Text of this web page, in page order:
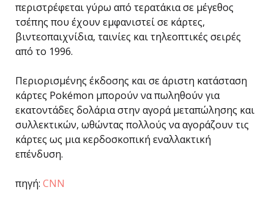
περιστρέφεται γύρω από τερατάκια σε μέγεθος
τσέπης που έχουν εμφανιστεί σε κάρτες,
βιντεοπαιχνίδια, ταινίες και τηλεοπτικές σειρές
από το 1996.
Περιορισμένης έκδοσης και σε άριστη κατάσταση
κάρτες Pokémon μπορούν να πωληθούν για
εκατοντάδες δολάρια στην αγορά μεταπώλησης και
συλλεκτικών, ωθώντας πολλούς να αγοράζουν τις
κάρτες ως μια κερδοσκοπική εναλλακτική
επένδυση.
πηγή: CNN